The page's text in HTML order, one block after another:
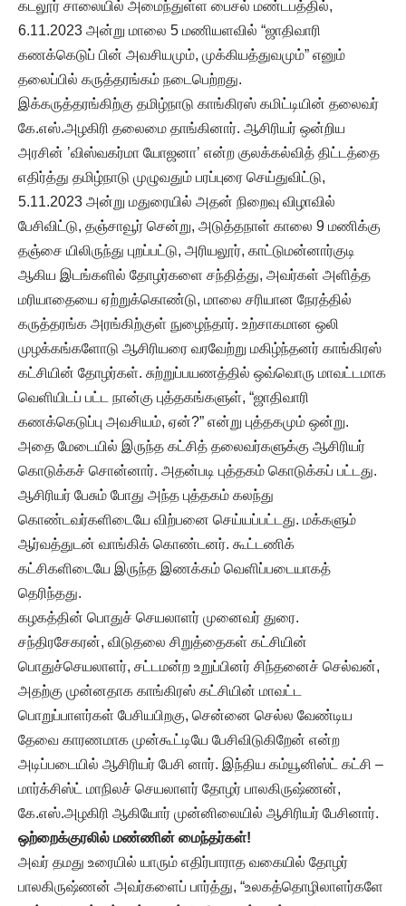
கடலூர் சாலையில் அமைந்துள்ள பைசல் மண்டபத்தில்,
6.11.2023 அன்று மாலை 5 மணியளவில் “ஜாதிவாரி
கணக்கெடுப் பின் அவசியமும், முக்கியத்துவமும்” எனும்
தலைப்பில் கருத்தரங்கம் நடைபெற்றது.
இக்கருத்தரங்கிற்கு தமிழ்நாடு காங்கிரஸ் கமிட்டியின் தலைவர்
கே.எஸ்.அழகிரி தலைமை தாங்கினார். ஆசிரியர் ஒன்றிய
அரசின் ’விஸ்வகர்மா யோஜனா’ என்ற குலக்கல்வித் திட்டத்தை
எதிர்த்து தமிழ்நாடு முழுவதும் பரப்புரை செய்துவிட்டு,
5.11.2023 அன்று மதுரையில் அதன் நிறைவு விழாவில்
பேசிவிட்டு, தஞ்சாவூர் சென்று, அடுத்தநாள் காலை 9 மணிக்கு
தஞ்சை யிலிருந்து புறப்பட்டு, அரியலூர், காட்டுமன்னார்குடி
ஆகிய இடங்களில் தோழர்களை சந்தித்து, அவர்கள் அளித்த
மரியாதையை ஏற்றுக்கொண்டு, மாலை சரியான நேரத்தில்
கருத்தரங்க அரங்கிற்குள் நுழைந்தார். உற்சாகமான ஒலி
முழக்கங்களோடு ஆசிரியரை வரவேற்று மகிழ்ந்தனர் காங்கிரஸ்
கட்சியின் தோழர்கள். சுற்றுப்பயணத்தில் ஒவ்வொரு மாவட்டமாக
வெளியிடப் பட்ட நான்கு புத்தகங்களுள், “ஜாதிவாரி
கணக்கெடுப்பு அவசியம், ஏன்?” என்று புத்தகமும் ஒன்று.
அதை மேடையில் இருந்த கட்சித் தலைவர்களுக்கு ஆசிரியர்
கொடுக்கச் சொன்னார். அதன்படி புத்தகம் கொடுக்கப் பட்டது.
ஆசிரியர் பேசும் போது அந்த புத்தகம் கலந்து
கொண்டவர்களிடையே விற்பனை செய்யப்பட்டது. மக்களும்
ஆர்வத்துடன் வாங்கிக் கொண்டனர். கூட்டணிக்
கட்சிகளிடையே இருந்த இணக்கம் வெளிப்படையாகத்
தெரிந்தது.
கழகத்தின் பொதுச் செயலாளர் முனைவர் துரை.
சந்திரசேகரன், விடுதலை சிறுத்தைகள் கட்சியின்
பொதுச்செயலாளர், சட்டமன்ற உறுப்பினர் சிந்தனைச் செல்வன்,
அதற்கு முன்னதாக காங்கிரஸ் கட்சியின் மாவட்ட
பொறுப்பாளர்கள் பேசியபிறகு, சென்னை செல்ல வேண்டிய
தேவை காரணமாக முன்கூட்டியே பேசிவிடுகிறேன் என்ற
அடிப்படையில் ஆசிரியர் பேசி னார். இந்திய கம்யூனிஸ்ட் கட்சி –
மார்க்சிஸ்ட் மாநிலச் செயலாளர் தோழர் பாலகிருஷ்ணன்,
கே.எஸ்.அழகிரி ஆகியோர் முன்னிலையில் ஆசிரியர் பேசினார்.
ஒற்றைக்குரலில் மண்ணின் மைந்தர்கள்!
அவர் தமது உரையில் யாரும் எதிர்பாராத வகையில் தோழர்
பாலகிருஷ்ணன் அவர்களைப் பார்த்து, “உலகத்தொழிலாளர்களே